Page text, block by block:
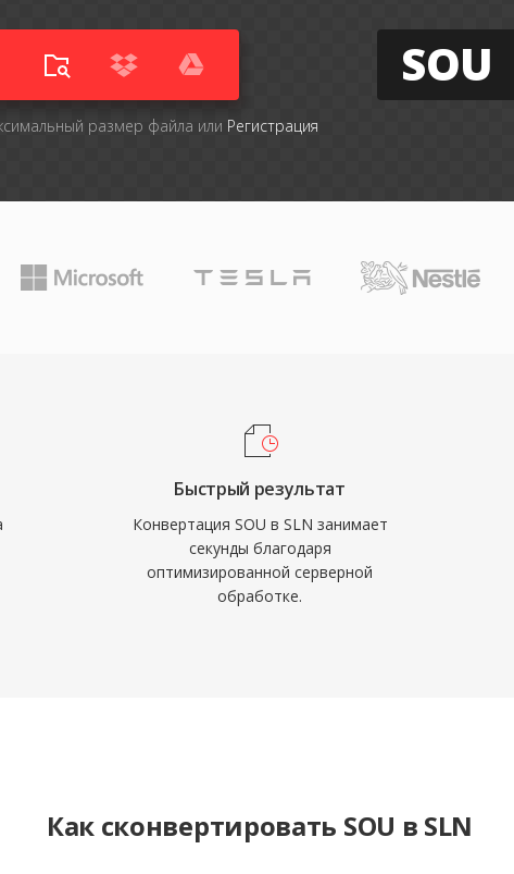
размер файла или Регистрация
SOU
Быстрый результат
Конвертация SOU в SLN занимает
секунды благодаря
оптимизированной серверной
обработке.
Как сконвертировать SOU в SLN